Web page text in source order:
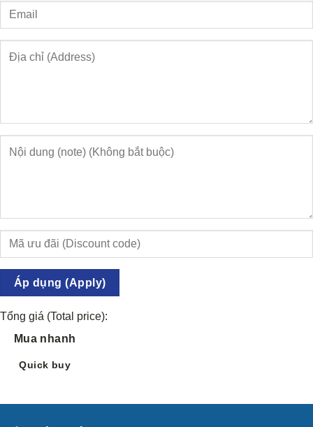
Áp dụng (Apply)
Tổng giá (Total price):
Mua nhanh
Quick buy